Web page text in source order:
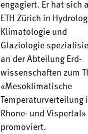
engagiert. Er hat sich
ETH Zürich in
Klimatologie und
Glaziologie
an der Abteilung Erd­
wissenschaften zum
«Meso­klimatische
Temperatur­verteilung
Rhone- und Vispertal»
promoviert.